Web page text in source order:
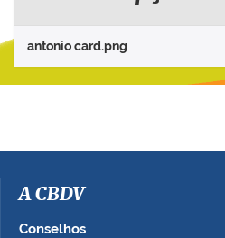
i
a
e
antonio card.png
A CBDV
Conselhos